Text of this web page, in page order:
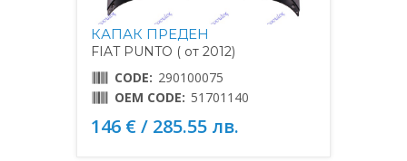
КАПАК ПРЕДЕН
FIAT PUNTO ( от 2012)
CODE: 290100075
OEM CODE: 51701140
146 € / 285.55 лв.